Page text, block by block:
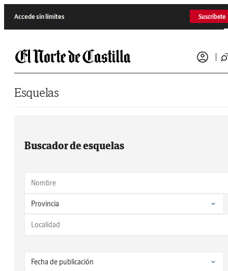
Accede sin límites Suscríbete
Esquelas
Buscador de esquelas